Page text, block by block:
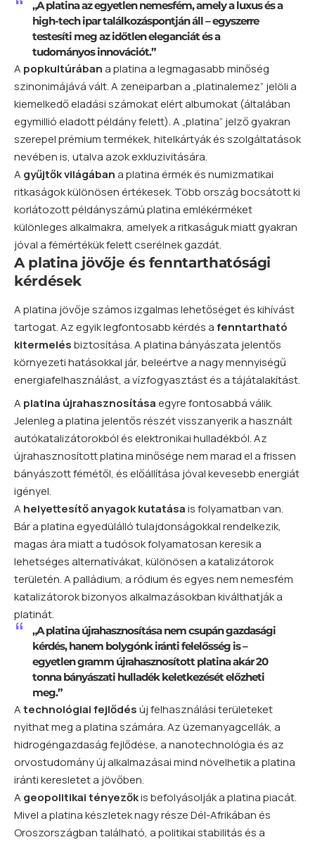
„A platina az egyetlen nemesfém, amely a luxus és a
high-tech ipar találkozáspontján áll – egyszerre
testesíti meg az időtlen eleganciát és a
tudományos innovációt.”
A popkultúrábana platina a legmagasabb minőség
szinonimájává vált. A zeneiparban a „platinalemez” jelöli a
kiemelkedő eladási számokat elért albumokat (általában
egymillió eladott példány felett). A „platina” jelző gyakran
szerepel prémium termékek, hitelkártyák és szolgáltatások
nevében is, utalva azok exkluzivitására.
A gyűjtők világábana platina érmék és numizmatikai
ritkaságok különösen értékesek. Több ország bocsátott ki
korlátozott példányszámú platina emlékérméket
különleges alkalmakra, amelyek a ritkaságuk miatt gyakran
jóval a fémértékük felett cserélnek gazdát.
A platina jövője és fenntarthatósági
kérdések
A platina jövője számos izgalmas lehetőséget és kihívást
tartogat. Az egyik legfontosabb kérdés afenntartható
kitermelésbiztosítása. A platina bányászata jelentős
környezeti hatásokkal jár, beleértve a nagy mennyiségű
energiafelhasználást, a vízfogyasztást és a tájátalakítást.
A platina újrahasznosításaegyre fontosabbá válik.
Jelenleg a platina jelentős részét visszanyerik a használt
autókatalizátorokból és elektronikai hulladékból. Az
újrahasznosított platina minősége nem marad el a frissen
bányászott fémétől, és előállítása jóval kevesebb energiát
igényel.
A helyettesítő anyagok kutatásais folyamatban van.
Bár a platina egyedülálló tulajdonságokkal rendelkezik,
magas ára miatt a tudósok folyamatosan keresik a
lehetséges alternatívákat, különösen a katalizátorok
területén. A palládium, a ródium és egyes nem nemesfém
katalizátorok bizonyos alkalmazásokban kiválthatják a
platinát.
„A platina újrahasznosítása nem csupán gazdasági
kérdés, hanem bolygónk iránti felelősség is –
egyetlen gramm újrahasznosított platina akár 20
tonna bányászati hulladék keletkezését előzheti
meg.”
Atechnológiai fejlődésúj felhasználási területeket
nyithat meg a platina számára. Az üzemanyagcellák, a
hidrogéngazdaság fejlődése, a nanotechnológia és az
orvostudomány új alkalmazásai mind növelhetik a platina
iránti keresletet a jövőben.
A geopolitikai tényezőkis befolyásolják a platina piacát.
Mivel a platina készletek nagy része Dél-Afrikában és
Oroszországban található, a politikai stabilitás és a